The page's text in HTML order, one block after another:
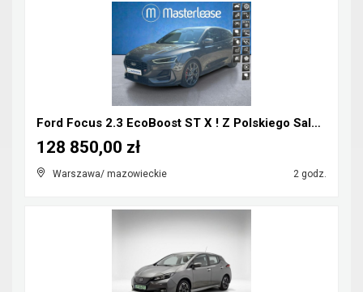
Ford Focus 2.3 EcoBoost ST X ! Z Polskiego Salonu ...
Warszawa/ mazowieckie 2 godz.
128 850,00 zł